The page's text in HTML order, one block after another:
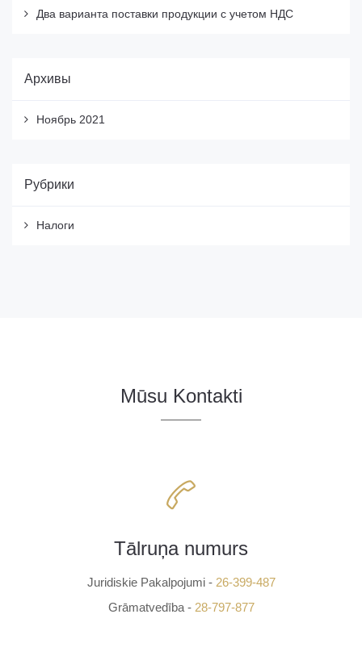
Два варианта поставки продукции с учетом НДС
Архивы
Ноябрь 2021
Рубрики
Налоги
Mūsu Kontakti
Tālruņa numurs
Juridiskie Pakalpojumi - 26-399-487
Grāmatvedība - 28-797-877